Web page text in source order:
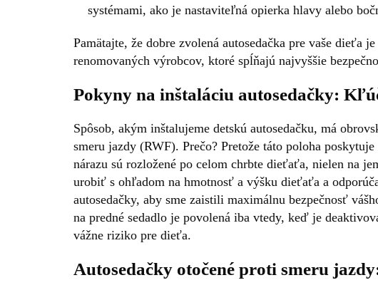
systémami, ako je nastaviteľná opierka hlavy alebo
Pamätajte, že dobre zvolená autosedačka pre vaše dieťa
renomovaných výrobcov, ktoré spĺňajú najvyššie
Pokyny na inštaláciu autosedačky:
Spôsob, akým inštalujeme detskú autosedačku, má
smeru jazdy (RWF). Prečo? Pretože táto poloha
nárazu sú rozložené po celom chrbte dieťaťa, nielen na
urobiť s ohľadom na hmotnosť a výšku dieťaťa a
autosedačky, aby sme zaistili maximálnu bezpečnosť
na predné sedadlo je povolená iba vtedy, keď je
vážne riziko pre dieťa.
Autosedačky otočené proti smeru